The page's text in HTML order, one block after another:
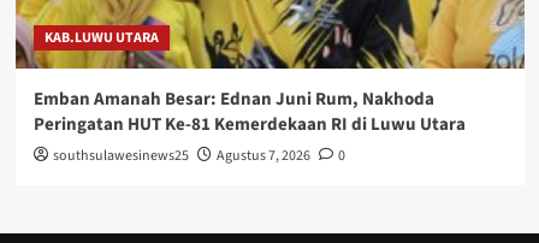
KAB.LUWU UTARA
Emban Amanah Besar: Ednan Juni Rum, Nakhoda
Peringatan HUT Ke-81 Kemerdekaan RI di Luwu Utara
southsulawesinews25 Agustus 7, 2026 0